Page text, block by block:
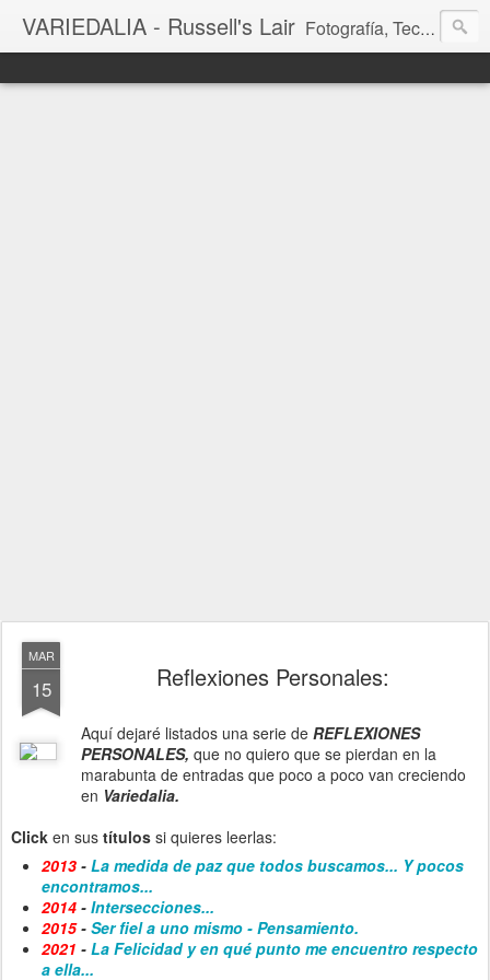
VARIEDALIA - Russell's Lair Fotografía, Tecnología, Cine y Videojuegos en un Blog Multitemática. El rinconcito del creador de FotoMuseo 3D y Left 4 SGC.
MAR
15 Reflexiones Personales:
Aquí dejaré listados una serie de REFLEXIONES
PERSONALES, que no quiero que se pierdan en la
marabunta de entradas que poco a poco van creciendo
en Variedalia.
Click en sus títulos si quieres leerlas:
2013 - La medida de paz que todos buscamos... Y pocos
encontramos...
2014 - Intersecciones...
2015- Ser fiel a uno mismo - Pensamiento.
2021 - La Felicidad y en qué punto me encuentro respecto
a ella...